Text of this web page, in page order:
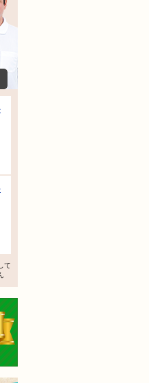
しない方法をすべてお伝え
て